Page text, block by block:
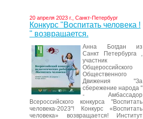
20 апреля 2023 г., Санкт-Петербург
Конкурс "Воспитать человека !
" возвращается.
Анна Богдан из
Санкт Петербурга ,
участник
Общероссийского
Общественного
Движения "За
сбережение народа "
- Амбассадор
Всероссийского конкурса "Воспитать
человека-2023"! Конкурс «Воспитать
человека» возвращается! Институт